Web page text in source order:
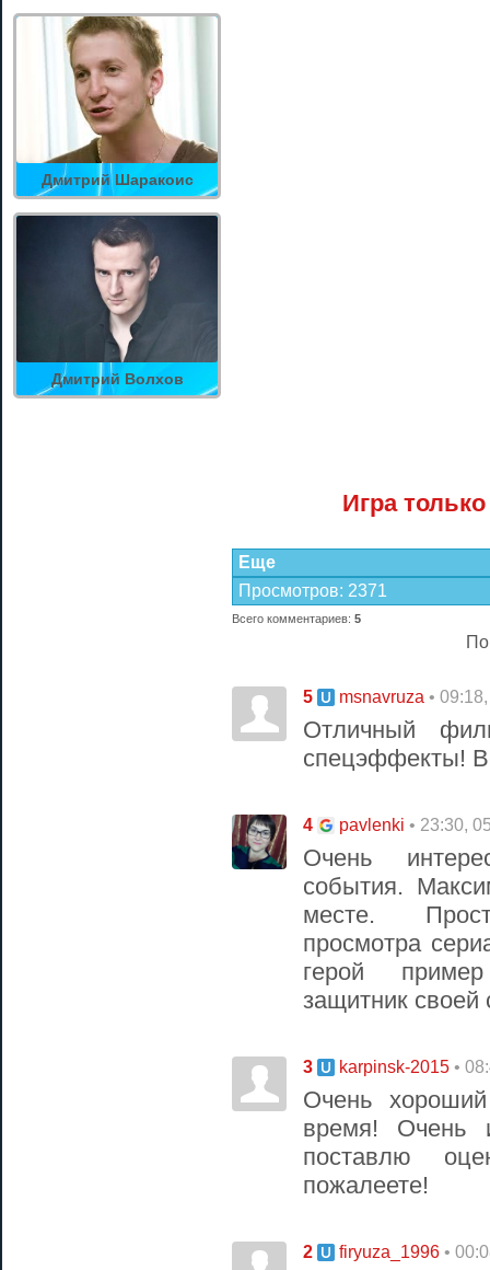
Дмитрий Шаракоис
Дмитрий Волхов
Игра
Еще
Просмотров: 2371
Всего комментариев: 5
5 msnavruza •
Отличный
спецэффекты!
4 pavlenki • 23:30,
Очень
события.
месте.
просмотра
герой
защитник
3 karpinsk-2015 •
Очень
время! Очень
поставлю
пожалеете!
2 firyuza_1996 •